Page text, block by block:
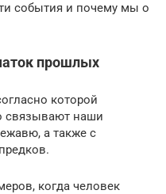
события и почему мы о
прошлых
которой
связывают наши
а также с
когда человек